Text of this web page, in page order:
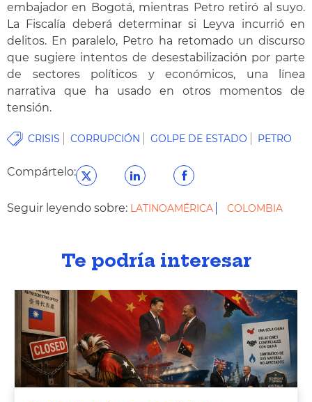
embajador en Bogotá, mientras Petro retiró al suyo.
La Fiscalía deberá determinar si Leyva incurrió en
delitos. En paralelo, Petro ha retomado un discurso
que sugiere intentos de desestabilización por parte
de sectores políticos y económicos, una línea
narrativa que ha usado en otros momentos de
tensión.
CRISIS CORRUPCIÓN GOLPE DE ESTADO PETRO
Compártelo:
Seguir leyendo sobre: LATINOAMÉRICA COLOMBIA
Te podría interesar